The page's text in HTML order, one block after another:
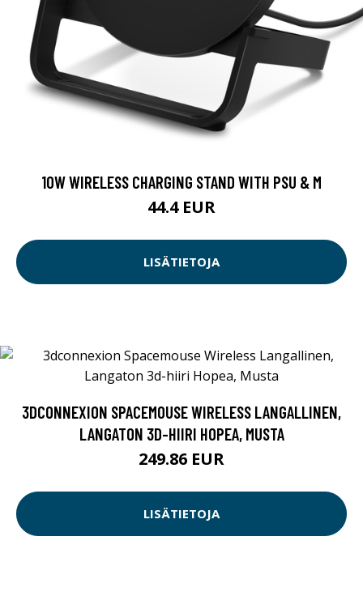
10W WIRELESS CHARGING STAND WITH PSU & M
44.4 EUR
LISÄTIETOJA
3DCONNEXION SPACEMOUSE WIRELESS LANGALLINEN,
LANGATON 3D-HIIRI HOPEA, MUSTA
249.86 EUR
LISÄTIETOJA